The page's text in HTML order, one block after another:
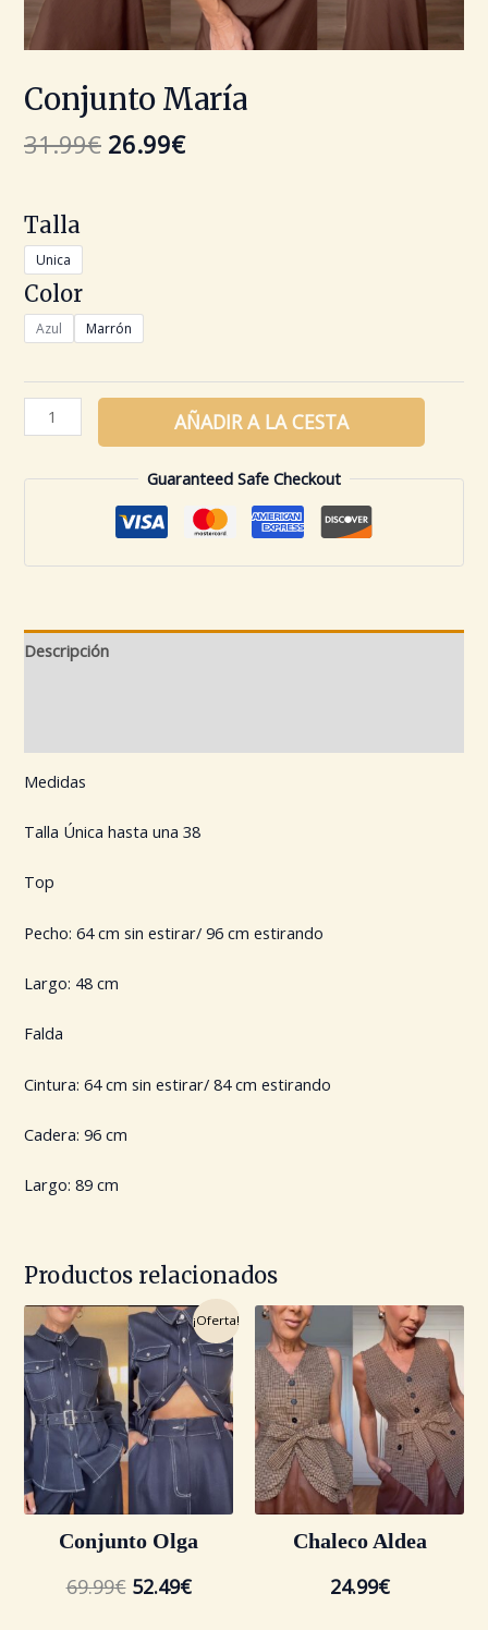
Conjunto María
31.99€ 26.99€
Talla
Unica
Color
Azul Marrón
AÑADIR A LA CESTA
Guaranteed Safe Checkout
Descripción
Medidas
Talla Única hasta una 38
Top
Pecho: 64 cm sin estirar/ 96 cm estirando
Largo: 48 cm
Falda
Cintura: 64 cm sin estirar/ 84 cm estirando
Cadera: 96 cm
Largo: 89 cm
Productos relacionados
¡Oferta!
Conjunto Olga
69.99€
El
precio
original
era:
69.99€.
52.49€
El
precio
actual
es:
52.49€.
Chaleco Aldea
24.99€